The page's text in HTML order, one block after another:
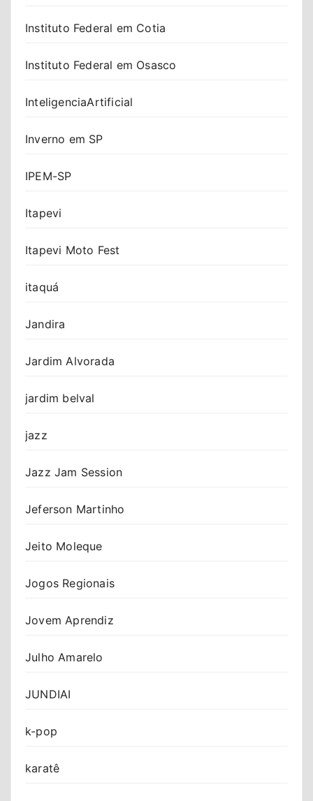
Instituto Federal em Cotia
Instituto Federal em Osasco
InteligenciaArtificial
Inverno em SP
IPEM-SP
Itapevi
Itapevi Moto Fest
itaquá
Jandira
Jardim Alvorada
jardim belval
jazz
Jazz Jam Session
Jeferson Martinho
Jeito Moleque
Jogos Regionais
Jovem Aprendiz
Julho Amarelo
JUNDIAI
k-pop
karatê